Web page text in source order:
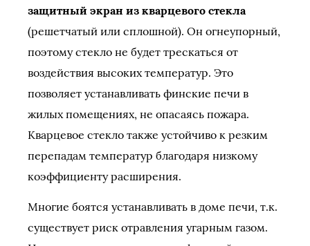
защитный экран из кварцевого стекла
(решетчатый или сплошной). Он огнеупорный,
поэтому стекло не будет трескаться от
воздействия высоких температур. Это
позволяет устанавливать финские печи в
жилых помещениях, не опасаясь пожара.
Кварцевое стекло также устойчиво к резким
перепадам температур благодаря низкому
коэффициенту расширения.
Многие боятся устанавливать в доме печи, т.к.
существует риск отравления угарным газом.